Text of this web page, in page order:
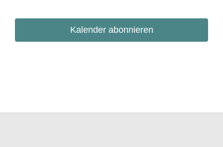
Kalender abonnieren